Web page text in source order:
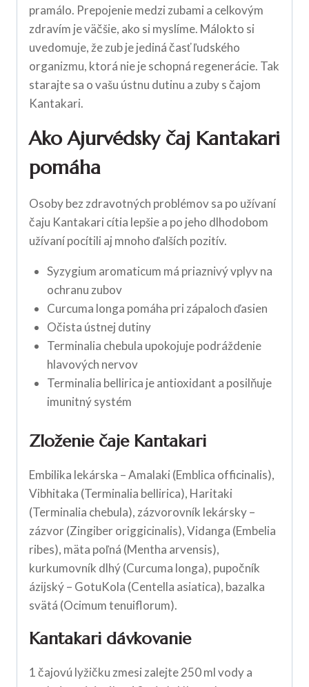
pramálo. Prepojenie medzi zubami a celkovým
zdravím je väčšie, ako si myslíme. Málokto si
uvedomuje, že zub je jediná časť ľudského
organizmu, ktorá nie je schopná regenerácie. Tak
starajte sa o vašu ústnu dutinu a zuby s čajom
Kantakari.
Ako Ajurvédsky čaj Kantakari
pomáha
Osoby bez zdravotných problémov sa po užívaní
čaju Kantakari cítia lepšie a po jeho dlhodobom
užívaní pocítili aj mnoho ďalších pozitív.
Syzygium aromaticum má priaznivý vplyv na
ochranu zubov
Curcuma longa pomáha pri zápaloch ďasien
Očista ústnej dutiny
Terminalia chebula upokojuje podráždenie
hlavových nervov
Terminalia bellirica je antioxidant a posilňuje
imunitný systém
Zloženie čaje Kantakari
Embilika lekárska – Amalaki (Emblica officinalis),
Vibhitaka (Terminalia bellirica), Haritaki
(Terminalia chebula), zázvorovník lekársky –
zázvor (Zingiber origgicinalis), Vidanga (Embelia
ribes), mäta poľná (Mentha arvensis),
kurkumovník dlhý (Curcuma longa), pupočník
ázijský – GotuKola (Centella asiatica), bazalka
svätá (Ocimum tenuiflorum).
Kantakari dávkovanie
1 čajovú lyžičku zmesi zalejte 250 ml vody a